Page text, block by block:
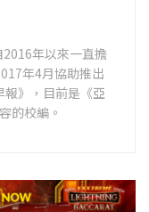
年以來一直擔
年4月協助推出
》，目前是《亞
的校編。